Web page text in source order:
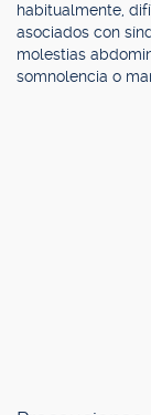
habitualmente,
asociados con
molestias
somnolencia o